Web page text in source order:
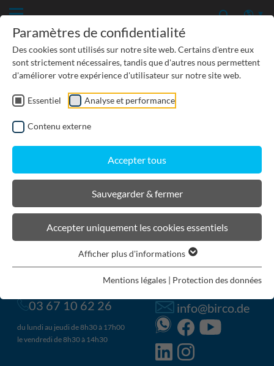
Tränenguss-Abdeckplatte
Typ I
03 67 10 62 26
du lundi au jeudi de 8h30 à 17h00
le vendredi de 8h30 à 14h30
info@birco.de
Paramètres de confidentialité
Des cookies sont utilisés sur notre site web. Certains d'entre eux
sont strictement nécessaires, tandis que d'autres nous permettent
d'améliorer votre expérience d'utilisateur sur notre site web.
Essentiel Analyse et performance
Contenu externe
Accepter tous
Sauvegarder & fermer
Accepter uniquement les cookies essentiels
Afficher plus d'informations
Mentions légales | Protection des données